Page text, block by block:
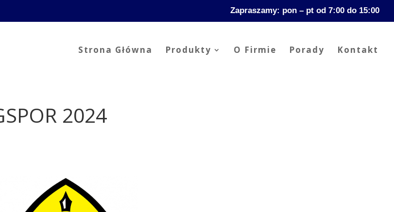
Zapraszamy: pon – pt od 7:00 do 15:00
Strona Główna Produkty O Firmie Porady Kontakt
2024